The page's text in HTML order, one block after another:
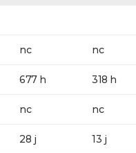
nc nc
677 h 318 h
nc nc
28 j 13 j